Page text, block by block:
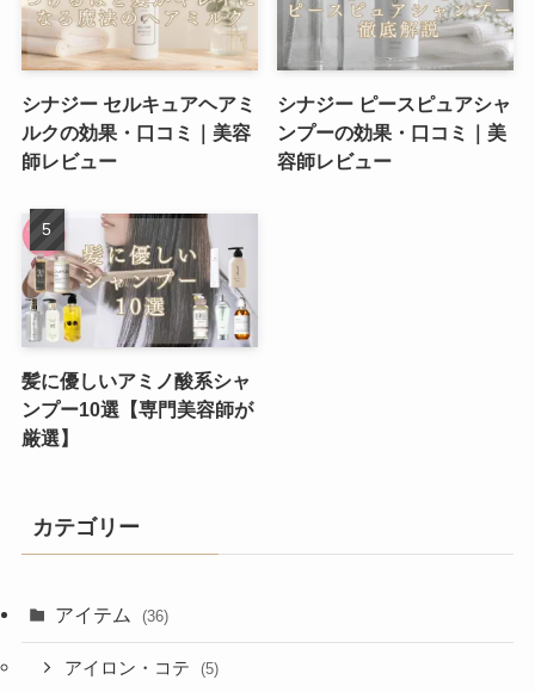
シナジー セルキュアヘアミ
ルクの効果・口コミ｜美容
師レビュー
シナジー ピースピュアシャ
ンプーの効果・口コミ｜美
容師レビュー
髪に優しいアミノ酸系シャ
ンプー10選【専門美容師が
厳選】
カテゴリー
アイテム (36)
アイロン・コテ (5)